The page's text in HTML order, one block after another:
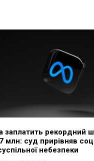
заплатить рекордний
млн: суд прирівняв
небезпеки